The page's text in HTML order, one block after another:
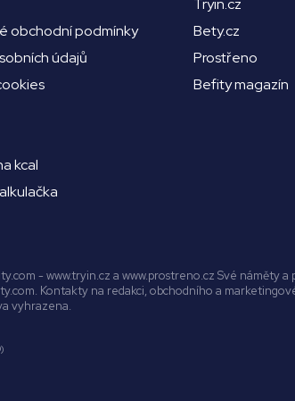
obchodní podmínky
údajů
kcal
Tryin.cz
Bety.cz
Prostřeno
Befity magazín
- www.tryin.cz a www.prostreno.cz Své náměty
Kontakty na redakci, obchodního a
vyhrazena.